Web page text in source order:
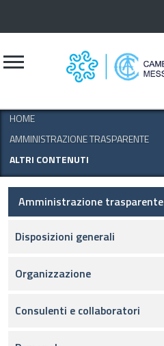
HOME
AMMINISTRAZIONE TRASPARENTE
ALTRI CONTENUTI
Amministrazione trasparente
Disposizioni generali
Organizzazione
Consulenti e collaboratori